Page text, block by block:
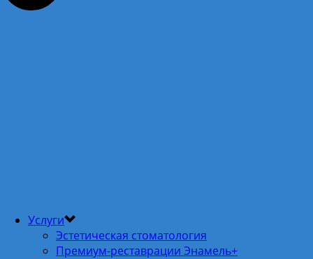
Услуги
Эстетическая стоматология
Премиум-реставрации Энамель+